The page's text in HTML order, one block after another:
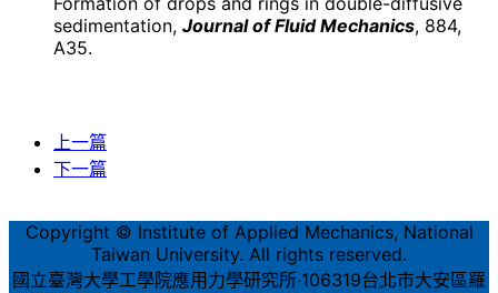
sedimentation, Journal of Fluid Mechanics, 884,
A35.
上一篇
下一篇
Copyright © Institute of Applied Mechanics, National
Taiwan University. All rights reserved.
國立臺灣大學工學院應用力學研究所‧106319台北市大安區羅